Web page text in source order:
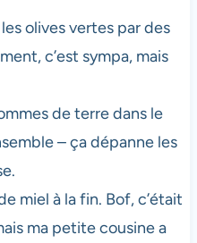
olives vertes par des
c’est sympa, mais
de terre dans le
– ça dépanne les
miel à la fin. Bof, c’était
ma petite cousine a